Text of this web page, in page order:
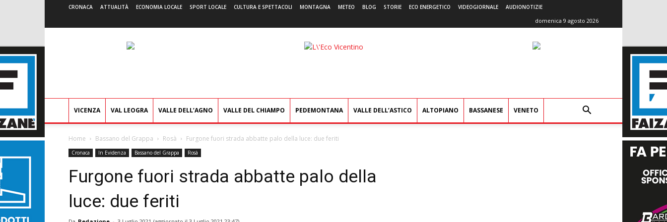
CRONACA ATTUALITÀ ECONOMIA LOCALE SPORT LOCALE CULTURA E SPETTACOLI MONTAGNA METEO BLOG STORIE ECO ENERGETICO VIDEOGIORNALE AUDIONOTIZIE
domenica 9 agosto 2026
L'Eco
VICENZA VAL LEOGRA VALLE DELL’AGNO VALLE DEL CHIAMPO PEDEMONTANA VALLE DELL’ASTICO ALTOPIANO BASSANESE VENETO
Home Bassano del Grappa Rosà Furgone fuori strada abbatte palo della luce: due feriti
Cronaca In Evidenza Bassano del Grappa Rosà
Furgone fuori strada abbatte palo della
luce: due feriti